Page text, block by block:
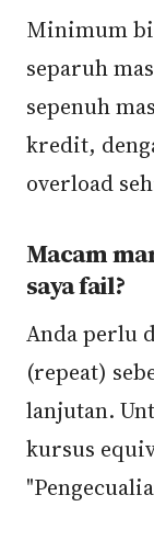
Minimum
separuh
sepenuh
kredit,
overload
Macam
saya fail?
Anda perlu
(repeat)
lanjutan.
kursus